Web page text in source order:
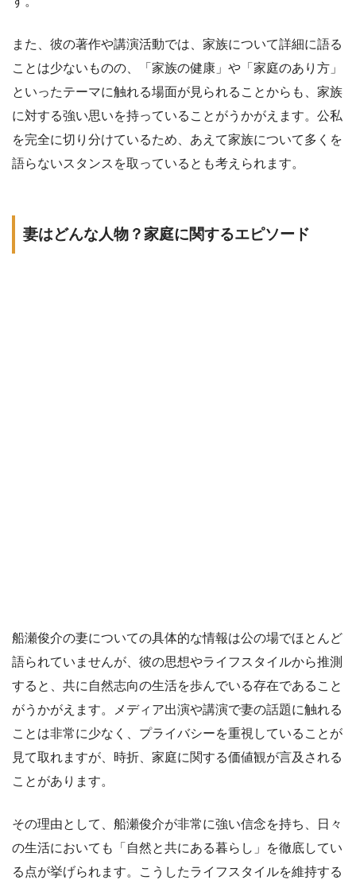
また、彼の著作や講演活動では、家族について詳細に語る
ことは少ないものの、「家族の健康」や「家庭のあり方」
といったテーマに触れる場面が見られることからも、家族
に対する強い思いを持っていることがうかがえます。公私
を完全に切り分けているため、あえて家族について多くを
語らないスタンスを取っているとも考えられます。
妻はどんな人物？家庭に関するエピソード
船瀬俊介の妻についての具体的な情報は公の場でほとんど
語られていませんが、彼の思想やライフスタイルから推測
すると、共に自然志向の生活を歩んでいる存在であること
がうかがえます。メディア出演や講演で妻の話題に触れる
ことは非常に少なく、プライバシーを重視していることが
見て取れますが、時折、家庭に関する価値観が言及される
ことがあります。
その理由として、船瀬俊介が非常に強い信念を持ち、日々
の生活においても「自然と共にある暮らし」を徹底してい
る点が挙げられます。こうしたライフスタイルを維持する